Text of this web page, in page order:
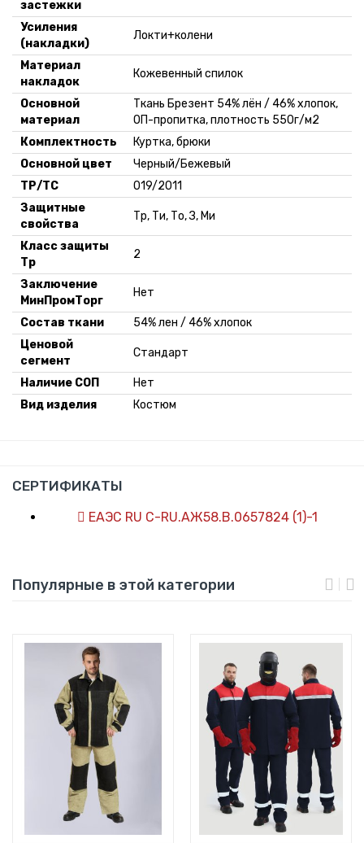
застежки
Усиления
(накладки)
Локти+колени
Материал
накладок
Кожевенный спилок
Основной
материал
Ткань Брезент 54% лён / 46% хлопок,
ОП-пропитка, плотность 550г/м2
Комплектность
Куртка, брюки
Основной цвет
Черный/Бежевый
ТР/ТС
019/2011
Защитные
свойства
Тр, Ти, То, З, Ми
Класс защиты
Тр
2
Заключение
МинПромТорг
Нет
Состав ткани
54% лен / 46% хлопок
Ценовой
сегмент
Стандарт
Наличие СОП
Нет
Вид изделия
Костюм
СЕРТИФИКАТЫ
ЕАЭС RU С-RU.АЖ58.В.0657824 (1)-1
Популярные в этой категории